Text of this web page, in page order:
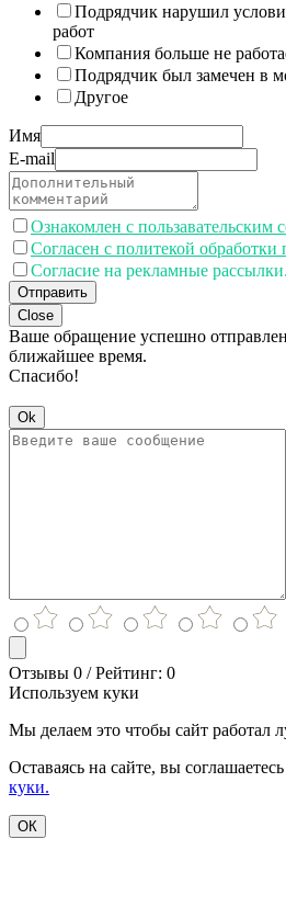
Подрядчик нарушил
работ
Компания больше не
Подрядчик был замечен в
Другое
Имя
E-mail
Ознакомлен с пользавательским
Согласен с политекой
Согласие на рекламные рассылки.
Отправить
Close
Ваше обращение успешно
ближайшее время.
Спасибо!
Ok
Отзывы 0 / Рейтинг: 0
Используем куки
Мы делаем это чтобы сайт работал
Оставаясь на сайте, вы
куки.
ОК